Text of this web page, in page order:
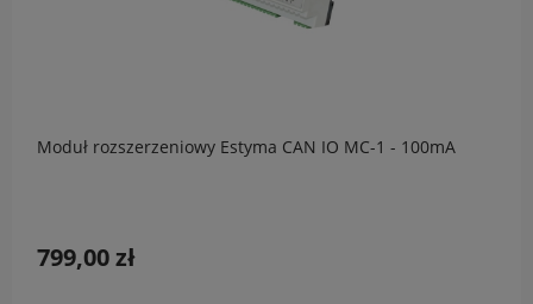
Moduł rozszerzeniowy Estyma CAN IO MC-1 - 100mA
799,00 zł